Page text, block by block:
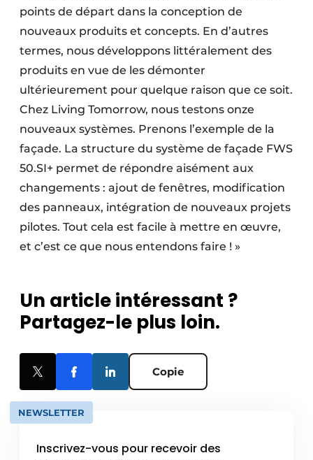
points de départ dans la conception de
nouveaux produits et concepts. En d’autres
termes, nous développons littéralement des
produits en vue de les démonter
ultérieurement pour quelque raison que ce soit.
Chez Living ­Tomorrow, nous testons onze
nouveaux systèmes. Prenons l’exemple de la
façade. La structure du système de façade FWS
50.SI+ permet de répondre aisément aux
changements : ajout de fenêtres, modification
des panneaux, intégration de nouveaux projets
pilotes. Tout cela est facile à mettre en œuvre,
et c’est ce que nous entendons faire ! »
Un article intéressant ?
Partagez-le plus loin.
Copie
NEWSLETTER
Inscrivez-vous pour recevoir des